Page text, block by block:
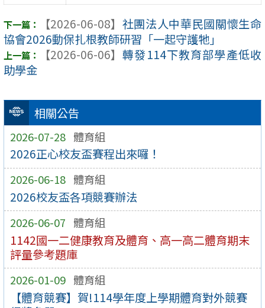
相關公告
2026-07-28 體育組
2026正心校友盃賽程出來囉！
2026-06-18 體育組
2026校友盃各項競賽辦法
2026-06-07 體育組
1142國一二健康教育及體育、高一高二體育期末
評量參考題庫
2026-01-09 體育組
【體育競賽】賀!114學年度上學期體育對外競賽
【2026-06-08】 社團法人中華民國關懷生命
協會2026動保扎根教師研習「一起守護牠」
【2026-06-06】 轉發114下教育部學產低收
助學金